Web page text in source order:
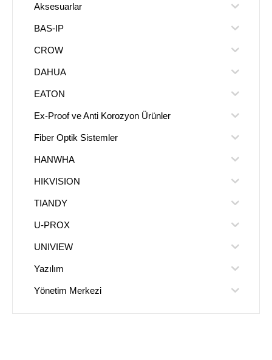
Aksesuarlar
BAS-IP
CROW
DAHUA
EATON
Ex-Proof ve Anti Korozyon Ürünler
Fiber Optik Sistemler
HANWHA
HIKVISION
TIANDY
U-PROX
UNIVIEW
Yazılım
Yönetim Merkezi